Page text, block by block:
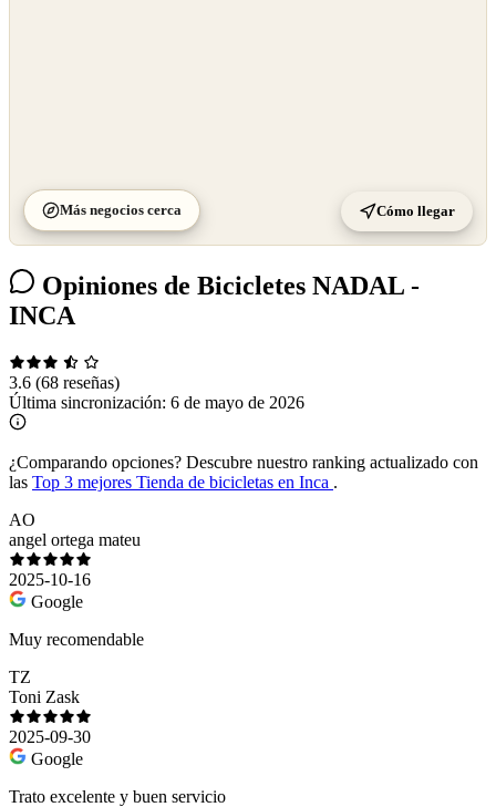
Más negocios cerca Cómo llegar
Opiniones de Bicicletes NADAL -
INCA
3.6 (68 reseñas)
Última sincronización: 6 de mayo de 2026
¿Comparando opciones? Descubre nuestro ranking actualizado con
las Top 3 mejores Tienda de bicicletas en Inca .
AO
angel ortega mateu
2025-10-16
Google
Muy recomendable
TZ
Toni Zask
2025-09-30
Google
Trato excelente y buen servicio